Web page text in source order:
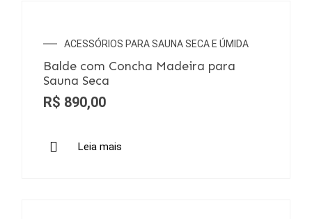
ACESSÓRIOS PARA SAUNA SECA E ÚMIDA
Balde com Concha Madeira para
Sauna Seca
R$ 890,00
Leia mais